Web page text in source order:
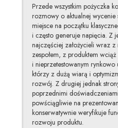
Przede wszystkim pożyczka
rozmowy o aktualnej wycenie
miejsce na początku
i często generuje napięcia. Z
najczęściej założycieli wraz
zespołem, z produktem
i nieprzetestowanym
którzy z dużą wiarą i
rozwój. Z drugiej jednak
poprzednimi
powściągliwie na
konserwatywnie weryfikuje
rozwoju produktu.